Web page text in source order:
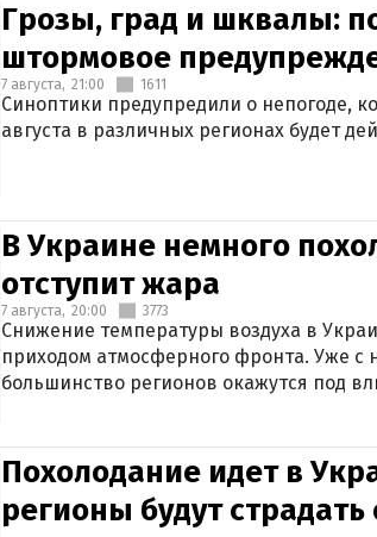
Грозы, град и шквалы:
штормовое
7 августа, 21:00 1611
Синоптики предупредили о непогоде,
августа в различных регионах будет
В Украине немного
отступит жара
7 августа, 20:00 3773
Снижение температуры воздуха в
приходом атмосферного фронта. Уже с
большинство регионов окажутся под
Похолодание идет в
регионы будут